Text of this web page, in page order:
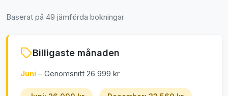
Baserat på 49 jämförda bokningar
Billigaste månaden
Juni – Genomsnitt 26 999 kr